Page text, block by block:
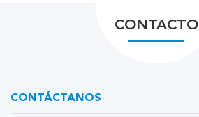
CONTACTO
CONTÁCTANOS